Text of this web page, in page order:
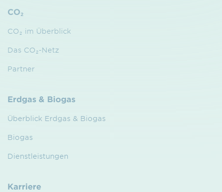
CO₂
CO₂ im Überblick
Das CO₂-Netz
Partner
Erdgas & Biogas
Überblick Erdgas & Biogas
Biogas
Dienstleistungen
Karriere